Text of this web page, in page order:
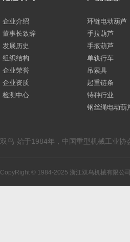
企业介绍
董事长致辞
发展历史
组织结构
企业荣誉
企业资质
检测中心
环链电动葫芦
手拉葫芦
手扳葫芦
单轨行车
吊索具
起重链条
特种行业
钢丝绳电动葫
双鸟-始于1984年，中国重型机械工业
CopyRight © 1984-2025 浙江双鸟机械有限公